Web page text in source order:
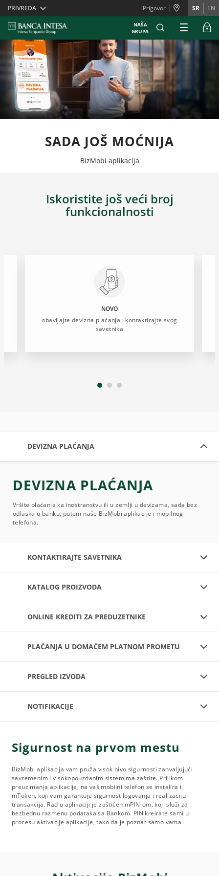
Skiplinks
PRIVREDA Prigovor SR EN
NAŠA
GRUPA
SADA JOŠ MOĆNIJA
BizMobi aplikacija
Iskoristite još veći broj
funkcionalnosti
NOVO
obavljajte devizna plaćanja i kontaktirajte svog
savetnika
DEVIZNA PLAĆANJA
DEVIZNA PLAĆANJA
Vršite plaćanja ka inostranstvu ili u zemlji u devizama, sada bez
odlaska u banku, putem naše BizMobi aplikacije i mobilnog
telefona.
KONTAKTIRAJTE SAVETNIKA
KATALOG PROIZVODA
ONLINE KREDITI ZA PREDUZETNIKE
PLAĆANJA U DOMAĆEM PLATNOM PROMETU
PREGLED IZVODA
NOTIFIKACIJE
Sigurnost na prvom mestu
BizMobi aplikacija vam pruža visok nivo sigurnosti zahvaljujući
savremenim i visokopouzdanim sistemima zaštite. Prilikom
preuzimanja aplikacije, na vaš mobilni telefon se instalira i
mToken, koji vam garantuje sigurnost logovanja i realizaciju
transakcija. Rad u aplikaciji je zaštićen mPIN-om, koji služi za
bezbednu razmenu podataka sa Bankom. PIN kreirate sami u
procesu aktivacije aplikacije, tako da je poznat samo vama.